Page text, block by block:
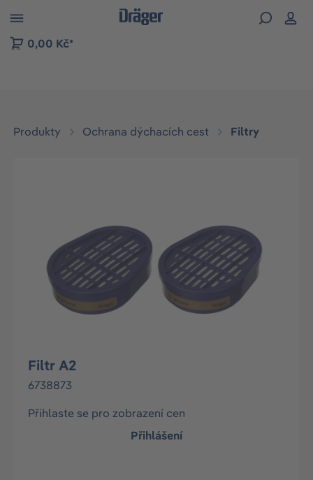
to B2B platform navigation
0,00 Kč*
Produkty Ochrana dýchacích cest Filtry
Filtr A2
6738873
Přihlaste se pro zobrazení cen
Přihlášení